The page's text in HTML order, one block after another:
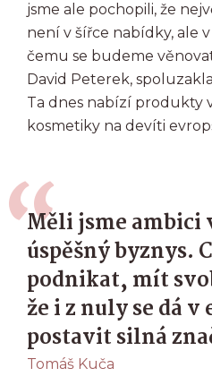
jsme ale pochopili, že
není v šířce nabídky, ale
čemu se budeme
David Peterek,
Ta dnes nabízí produkty
kosmetiky na devíti
Měli jsme ambici
úspěšný byznys.
podnikat, mít
že i z nuly se dá
postavit silná
Tomáš Kuča